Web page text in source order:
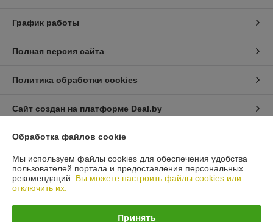
График работы
Полная версия сайта
Политика обработки cookies
Сайт создан на платформе Deal.by
Юридическое лицо:ЧТУП "ЛеМиЛюкс"
Минская обл.,Борисовский р-н,г. Борисов,ул. Черняховского, 6В
Обработка файлов cookie
Мы используем файлы cookies для обеспечения удобства
пользователей портала и предоставления персональных
рекомендаций. Вы можете настроить файлы cookies или
отключить их.
Принять